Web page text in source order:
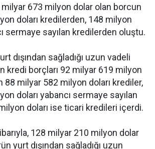
milyar 673 milyon dolar olan borcun
doları kredilerden, 148 milyon
sermaye sayılan kredilerden oluştu.
dışından sağladığı uzun vadeli
kredi borçları 92 milyar 619 milyon
88 milyar 582 milyon doları krediler,
doları yabancı sermaye sayılan
doları ise ticari kredileri içerdi.
128 milyar 210 milyon dolar
yurt dışından sağladığı uzun